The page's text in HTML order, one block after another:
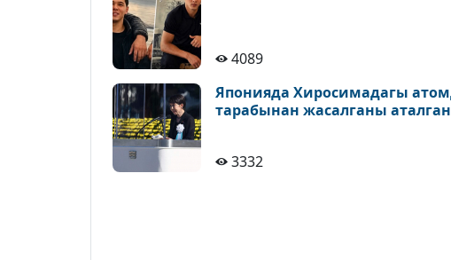
4089
Японияда Хиросимадагы
тарабынан жасалганы
3332